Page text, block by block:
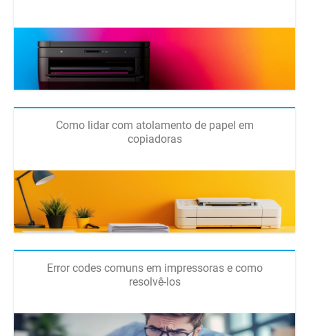
Como lidar com atolamento de papel em
copiadoras
Error codes comuns em impressoras e como
resolvê-los